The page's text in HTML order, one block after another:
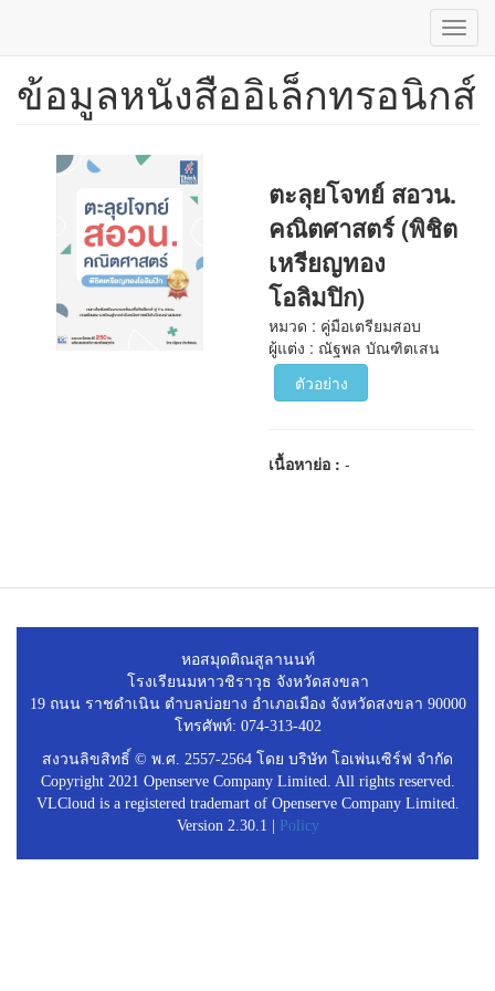
ข้าม
ข้อมูลหนังสืออิเล็กทรอนิกส์
ตะลุยโจทย์ สอวน.
คณิตศาสตร์ (พิชิต
เหรียญทอง
โอลิมปิก)
หมวด : คู่มือเตรียมสอบ
ผู้แต่ง : ณัฐพล บัณฑิตเสน
ตัวอย่าง
เนื้อหาย่อ :-
หอสมุดติณสูลานนท์
โรงเรียนมหาวชิราวุธ จังหวัดสงขลา
19 ถนน ราชดำเนิน ตำบลบ่อยาง อำเภอเมือง จังหวัดสงขลา 90000
โทรศัพท์: 074-313-402
สงวนลิขสิทธิ์ © พ.ศ. 2557-2564 โดย บริษัท โอเพ่นเซิร์ฟ จำกัด
Copyright 2021 Openserve Company Limited. All rights reserved.
VLCloud is a registered trademart of Openserve Company Limited.
Version 2.30.1 |
Policy